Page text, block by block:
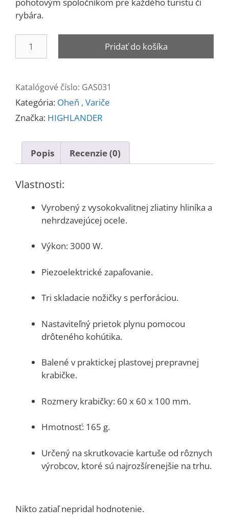
rybára.
Varič
200
PIEZO
Pridať do košíka
Katalógové číslo: GAS031
Kategória: Oheň , Variče
Značka: HIGHLANDER
Popis Recenzie (0)
Vlastnosti:
Vyrobený z vysokokvalitnej zliatiny hliníka a
nehrdzavejúcej ocele.
Výkon: 3000 W.
Piezoelektrické zapaľovanie.
Tri skladacie nožičky s perforáciou.
Nastaviteľný prietok plynu pomocou
drôteného kohútika.
Balené v praktickej plastovej prepravnej
krabičke.
Rozmery krabičky: 60 x 60 x 100 mm.
Hmotnosť: 165 g.
Určený na skrutkovacie kartuše od rôznych
výrobcov, ktoré sú najrozšírenejšie na trhu.
Nikto zatiaľ nepridal hodnotenie.